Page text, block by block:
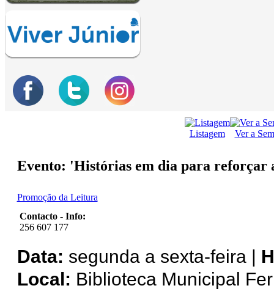
Listagem Ver a
Evento: 'Histórias em dia para reforçar
Promoção da Leitura
Contacto - Info:
256 607 177
Data: segunda a sexta-feira |
Local: Biblioteca Municipal